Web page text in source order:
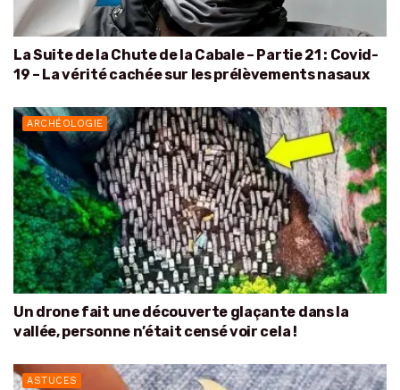
La Suite de la Chute de la Cabale – Partie 21 : Covid-
19 – La vérité cachée sur les prélèvements nasaux
ARCHÉOLOGIE
Un drone fait une découverte glaçante dans la
vallée, personne n’était censé voir cela !
ASTUCES